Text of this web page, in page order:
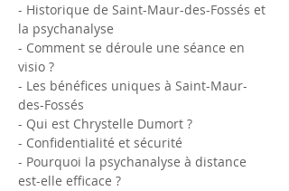
- Historique de Saint-Maur-des-Fossés et
la psychanalyse
- Comment se déroule une séance en
visio ?
- Les bénéfices uniques à Saint-Maur-
des-Fossés
- Qui est Chrystelle Dumort ?
- Confidentialité et sécurité
- Pourquoi la psychanalyse à distance
est-elle efficace ?